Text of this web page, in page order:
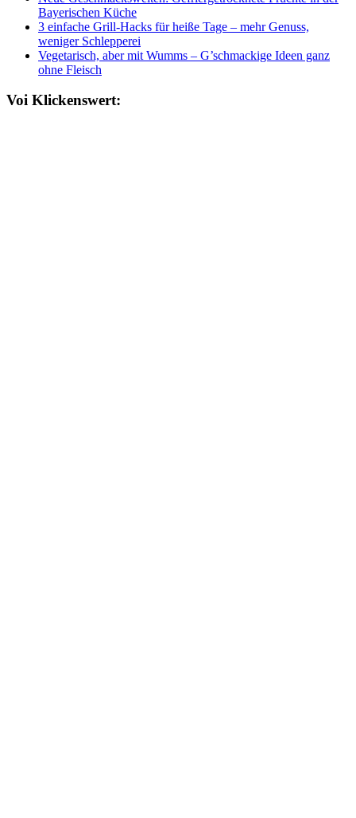
Bayerischen Küche
3 einfache Grill-Hacks für heiße Tage – mehr Genuss,
weniger Schlepperei
Vegetarisch, aber mit Wumms – G’schmackige Ideen ganz
ohne Fleisch
Voi Klickenswert: